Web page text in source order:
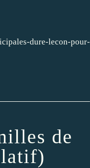
dure-lecon-pour-
de